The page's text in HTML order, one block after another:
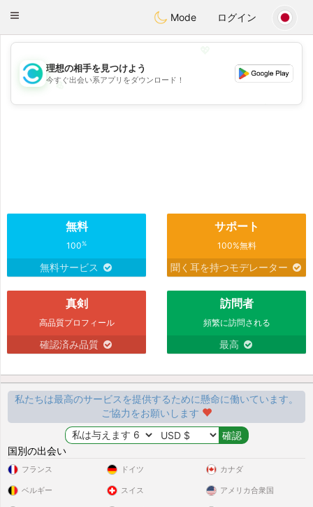
olombiaCitas
Toggle
Mode ログイン
💖
💕
理想の相手を見つけよう
今すぐ出会い系アプリをダウンロード！
無料
100%
無料サービス
サポート
100%無料
聞く耳を持つモデレーター
真剣
高品質プロフィール
確認済み品質
訪問者
頻繁に訪問される
最高
私たちは最高のサービスを提供するために懸命に働いています。
ご協力をお願いします
国別の出会い
フランス
ベルギー
ドイツ
スイス
カナダ
アメリカ合衆国